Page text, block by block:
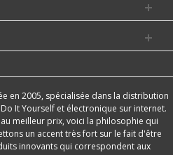
en 2005, spécialisée dans la distribution
It Yourself et électronique sur internet.
meilleur prix, voici la philosophie qui
un accent très fort sur le fait d'être
innovants qui correspondent aux